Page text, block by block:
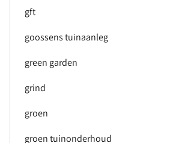
gft
goossens tuinaanleg
green garden
grind
groen
groen tuinonderhoud